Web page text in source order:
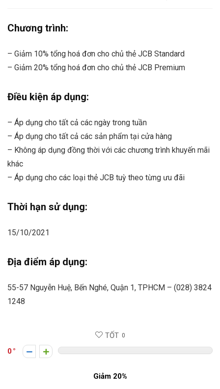
Chương trình:
– Giảm 10% tổng hoá đơn cho chủ thẻ JCB Standard
– Giảm 20% tổng hoá đơn cho chủ thẻ JCB Premium
Điều kiện áp dụng:
– Áp dụng cho tất cả các ngày trong tuần
– Áp dụng cho tất cả các sản phẩm tại cửa hàng
– Không áp dụng đồng thời với các chương trình khuyến mãi
khác
– Áp dụng cho các loại thẻ JCB tuỳ theo từng ưu đãi
Thời hạn sử dụng:
15/10/2021
Địa điểm áp dụng:
55-57 Nguyễn Huệ, Bến Nghé, Quận 1, TPHCM – (028) 3824
1248
TỐT 0
0
Giảm 20%